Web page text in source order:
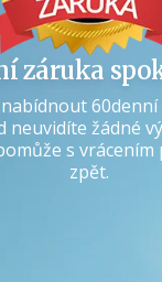
záruka
neuvidíte žádné
s
zpět.